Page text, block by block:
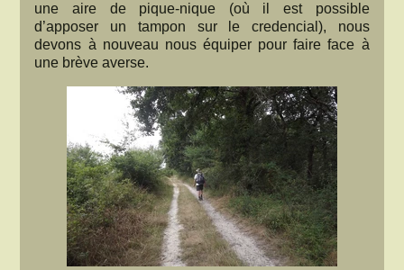
une aire de pique-nique (où il est possible
d’apposer un tampon sur le credencial), nous
devons à nouveau nous équiper pour faire face à
une brève averse.